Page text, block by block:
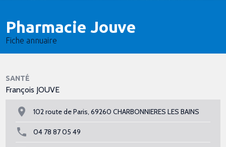
Pharmacie Jouve
Fiche annuaire
SANTÉ
François JOUVE
102 route de Paris, 69260 CHARBONNIERES LES BAINS
04 78 87 05 49